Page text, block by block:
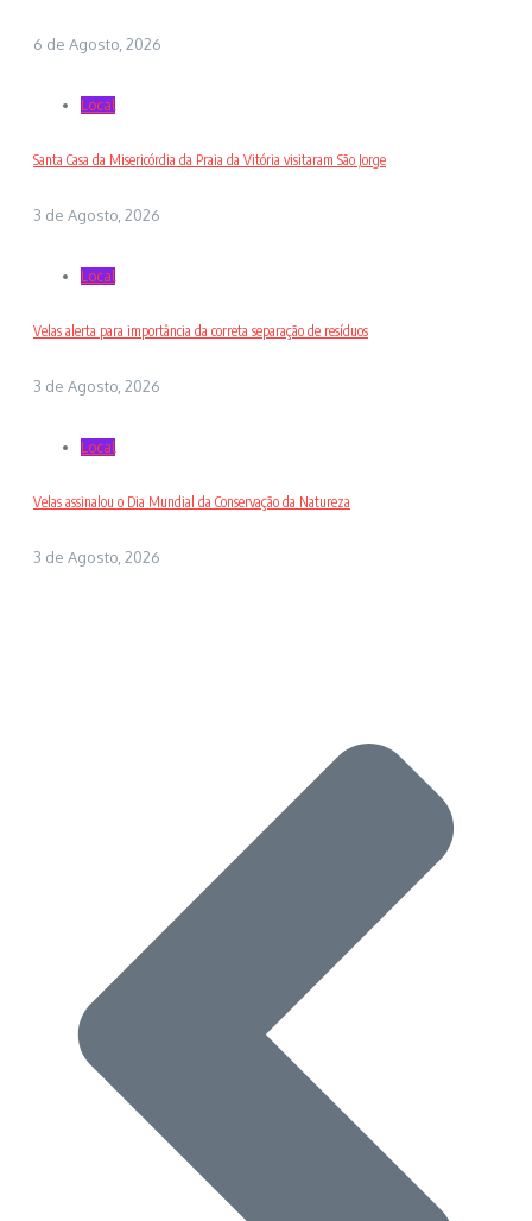
6 de Agosto, 2026
Local
Santa Casa da Misericórdia da Praia da Vitória visitaram São Jorge
3 de Agosto, 2026
Local
Velas alerta para importância da correta separação de resíduos
3 de Agosto, 2026
Local
Velas assinalou o Dia Mundial da Conservação da Natureza
3 de Agosto, 2026